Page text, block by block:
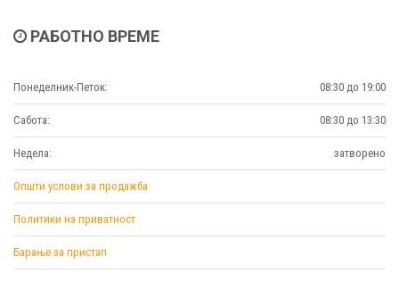
РАБОТНО ВРЕМЕ
Понеделник-Петок: 08:30 до 19:00
Сабота: 08:30 до 13:30
Недела: затворено
Општи услови за продажба
Политики на приватност
Барање за пристап